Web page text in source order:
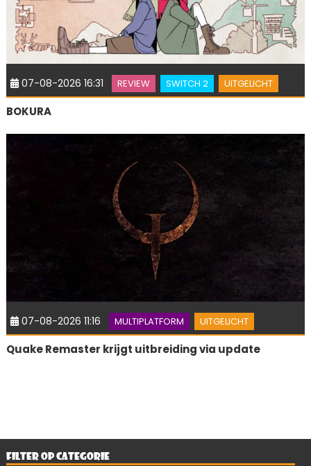
07-08-2026 16:31 REVIEW SWITCH 2 UITGELICHT
BOKURA
07-08-2026 11:16 MULTIPLATFORM UITGELICHT
Quake Remaster krijgt uitbreiding via update
FILTER OP CATEGORIE